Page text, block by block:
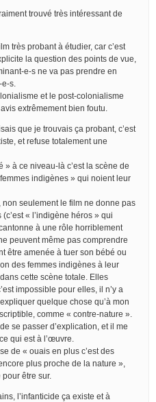
trouvé très intéressant de
très probant à étudier, car c’est
la question des points de vue,
e-s ne va pas prendre en
s.
et le post-colonialisme
extrêmement bien foutu.
que je trouvais ça probant, c’est
et refuse totalement une
» à ce niveau-là c’est la scène de
indigènes » qui noient leur
seulement le film ne donne pas
« l’indigène héros » qui
à une rôle horriblement
peuvent même pas comprendre
être amenée à tuer son bébé ou
des femmes indigènes à leur
cette scène totale. Elles
impossible pour elles, il n’y a
quelque chose qu’à mon
comme « contre-nature ».
se passer d’explication, et il me
qui est à l’œuvre.
de « ouais en plus c’est des
plus proche de la nature »,
être sur.
l’infanticide ça existe et à